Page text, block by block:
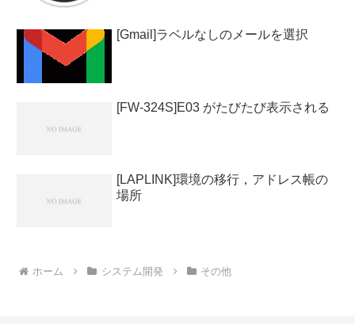
[Gmail]ラベルなしのメールを選択
[FW-324S]E03 がたびたび表示される
[LAPLINK]環境の移行，アドレス帳の
場所
ホーム システム開発 その他